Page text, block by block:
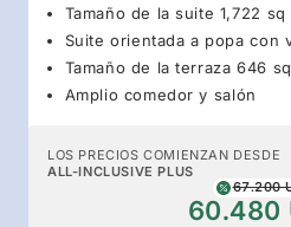
Tamaño de la suite 1,722
Suite orientada a popa con
Tamaño de la terraza 646
Amplio comedor y salón
LOS PRECIOS COMIENZAN DESDE
ALL-INCLUSIVE PLUS
67.200
60.480